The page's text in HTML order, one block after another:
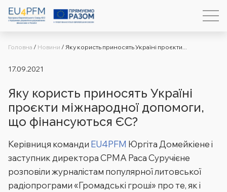
Головна / Новини / Яку користь приносять Україні проєкти...
17.09.2021
Яку користь приносять Україні
проєкти міжнародної допомоги,
що фінансуються ЄС?
Керівниця команди EU4PFM Юргіта Домейкіене і
заступник директора CPMA Раса Суручієне
розповіли журналістам популярної литовської
радіопрограми «Громадські гроші» про те, як і